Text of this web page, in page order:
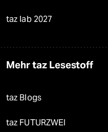
taz lab 2027
Mehr taz Lesestoff
taz Blogs
taz FUTURZWEI